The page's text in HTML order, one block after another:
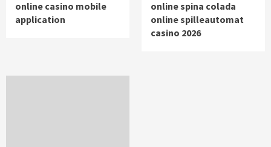
online casino mobile
application
online spina colada
online spilleautomat
casino 2026